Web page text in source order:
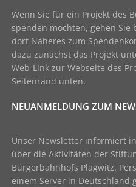
Wenn Sie für ein Projekt des
spenden möchten, gehen Sie
dort Näheres zum
dazu zunächst das Projekt
Web-Link zur Webseite des
Seitenrand unten.
NEUANMELDUNG ZUM
Unser Newsletter informiert
über die Aktivitäten der
Bürgerbahnhofs Plagwitz.
einem Server in